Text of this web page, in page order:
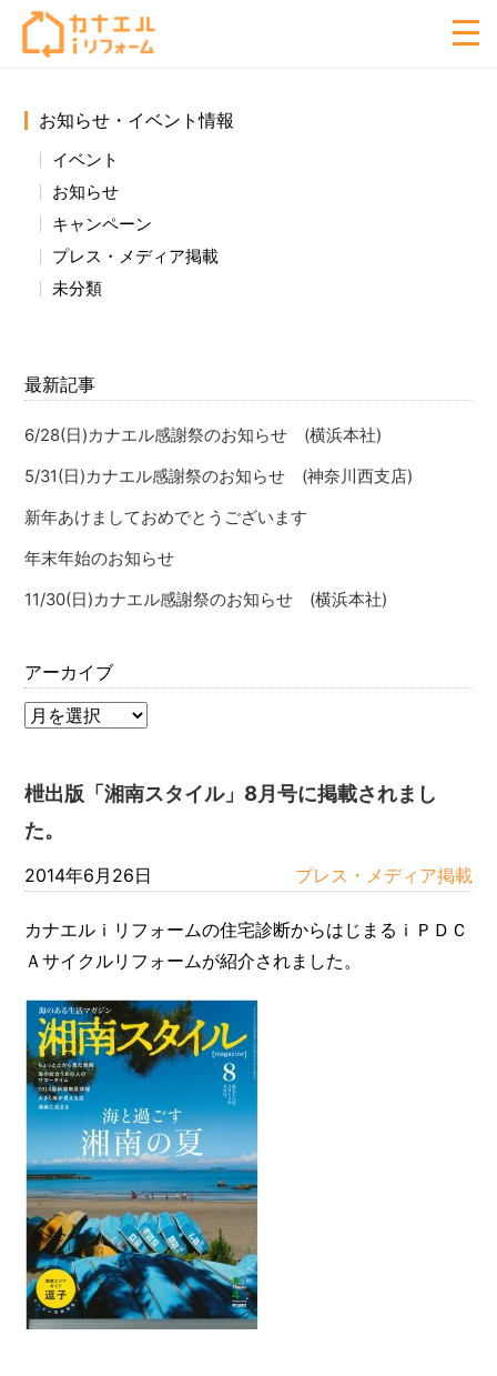
お知らせ・イベント情報
イベント
お知らせ
キャンペーン
プレス・メディア掲載
未分類
最新記事
6/28(日)カナエル感謝祭のお知らせ (横浜本社)
5/31(日)カナエル感謝祭のお知らせ (神奈川西支店)
新年あけましておめでとうございます
年末年始のお知らせ
11/30(日)カナエル感謝祭のお知らせ (横浜本社)
アーカイブ
枻出版「湘南スタイル」8月号に掲載されまし
た。
2014年6月26日 プレス・メディア掲載
カナエルｉリフォームの住宅診断からはじまるｉＰＤＣ
Ａサイクルリフォームが紹介されました。